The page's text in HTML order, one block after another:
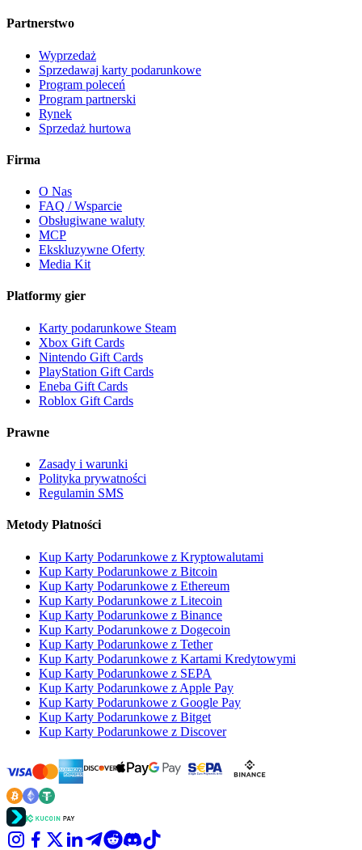
Partnerstwo
Wyprzedaż
Sprzedawaj karty podarunkowe
Program poleceń
Program partnerski
Rynek
Sprzedaż hurtowa
Firma
O Nas
FAQ / Wsparcie
Obsługiwane waluty
MCP
Ekskluzywne Oferty
Media Kit
Platformy gier
Karty podarunkowe Steam
Xbox Gift Cards
Nintendo Gift Cards
PlayStation Gift Cards
Eneba Gift Cards
Roblox Gift Cards
Prawne
Zasady i warunki
Polityka prywatności
Regulamin SMS
Metody Płatności
Kup Karty Podarunkowe z Kryptowalutami
Kup Karty Podarunkowe z Bitcoin
Kup Karty Podarunkowe z Ethereum
Kup Karty Podarunkowe z Litecoin
Kup Karty Podarunkowe z Binance
Kup Karty Podarunkowe z Dogecoin
Kup Karty Podarunkowe z Tether
Kup Karty Podarunkowe z Kartami Kredytowymi
Kup Karty Podarunkowe z SEPA
Kup Karty Podarunkowe z Apple Pay
Kup Karty Podarunkowe z Google Pay
Kup Karty Podarunkowe z Bitget
Kup Karty Podarunkowe z Discover